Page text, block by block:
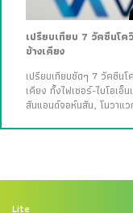
เปรียบเทียบ 7 วัคซีนโ
ข้างเคียง
เปรียบเทียบชัดๆ 7 วัคซีน
เคียง ทั้งไฟเซอร์-ไบโอเอ็
สันแอนด์จอห์นสัน, โนวาแ
Lite